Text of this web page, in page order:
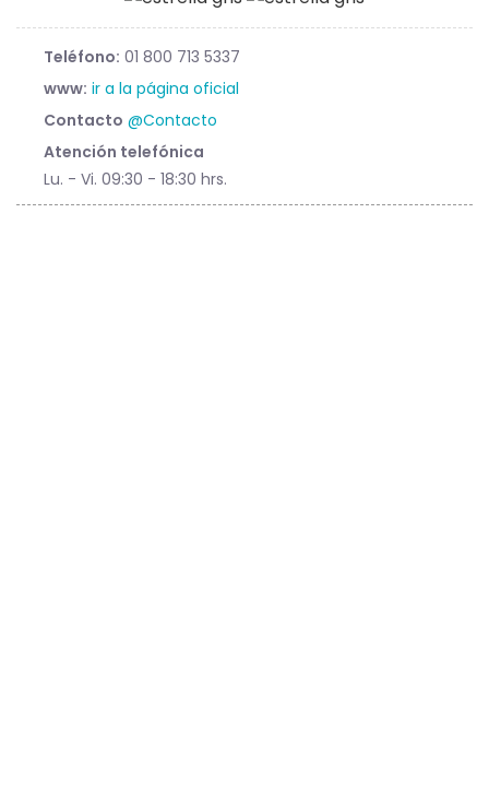
Teléfono: 01 800 713 5337
www: ir a la página oficial
Contacto @Contacto
Atención telefónica
Lu. - Vi. 09:30 - 18:30 hrs.